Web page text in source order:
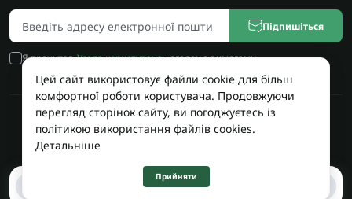
0
Підпишіться
Я прочитав Угода користувача і згоден з вимогами
Працює на OpenCart
Цей сайт використовує файли cookie для більш
комфортної роботи користувача. Продовжуючи
перегляд сторінок сайту, ви погоджуєтесь із
політикою використання файлів cookies.
Детальніше
Прийняти